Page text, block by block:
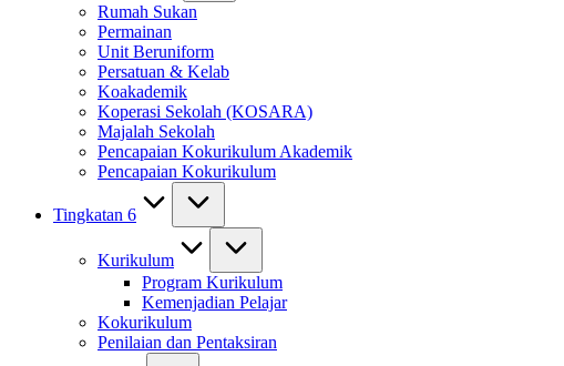
Rumah Sukan
Permainan
Unit Beruniform
Persatuan & Kelab
Koakademik
Koperasi Sekolah (KOSARA)
Majalah Sekolah
Pencapaian Kokurikulum Akademik
Pencapaian Kokurikulum
Tingkatan 6
Kurikulum
Program Kurikulum
Kemenjadian Pelajar
Kokurikulum
Penilaian dan Pentaksiran